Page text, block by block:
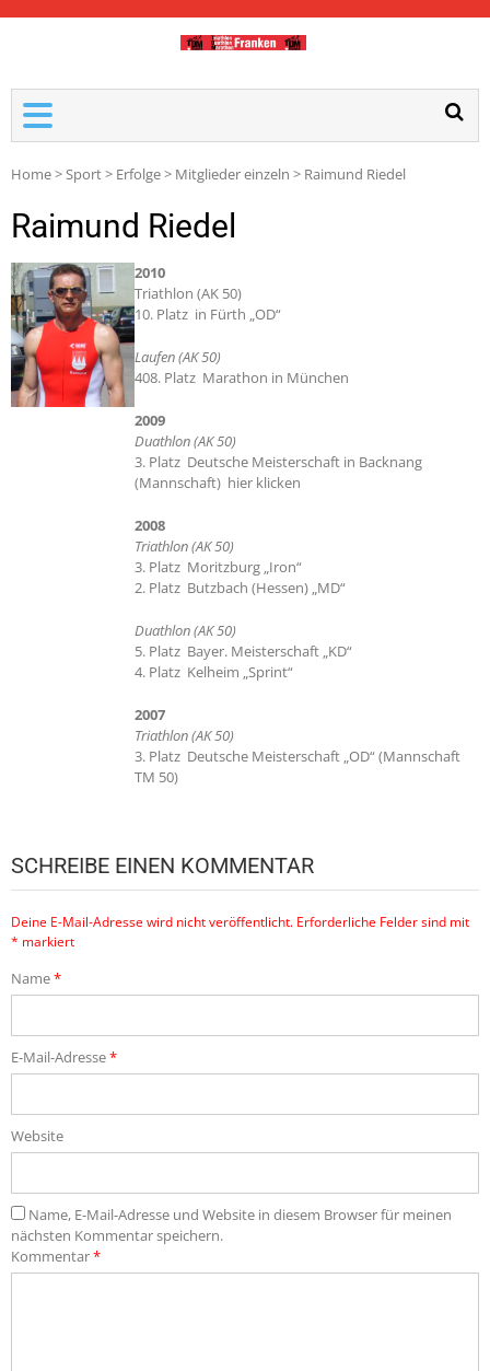
Home>Sport> Erfolge> Mitglieder einzeln > Raimund Riedel
Raimund Riedel
2010
Triathlon (AK 50)
10. Platz in Fürth „OD“
Laufen (AK 50)
408. Platz Marathon in München
2009
Duathlon (AK 50)
3. Platz Deutsche Meisterschaft in Backnang
(Mannschaft) hier klicken
2008
Triathlon (AK 50)
3. Platz Moritzburg „Iron“
2. Platz Butzbach (Hessen) „MD“
Duathlon (AK 50)
5. Platz Bayer. Meisterschaft „KD“
4. Platz Kelheim „Sprint“
2007
Triathlon (AK 50)
3. Platz Deutsche Meisterschaft „OD“ (Mannschaft
TM 50)
SCHREIBE EINEN KOMMENTAR
Deine E-Mail-Adresse wird nicht veröffentlicht. Erforderliche Felder sind mit
* markiert
Name*
E-Mail-Adresse*
Website
Name, E-Mail-Adresse und Website in diesem Browser für meinen
nächsten Kommentar speichern.
Kommentar*